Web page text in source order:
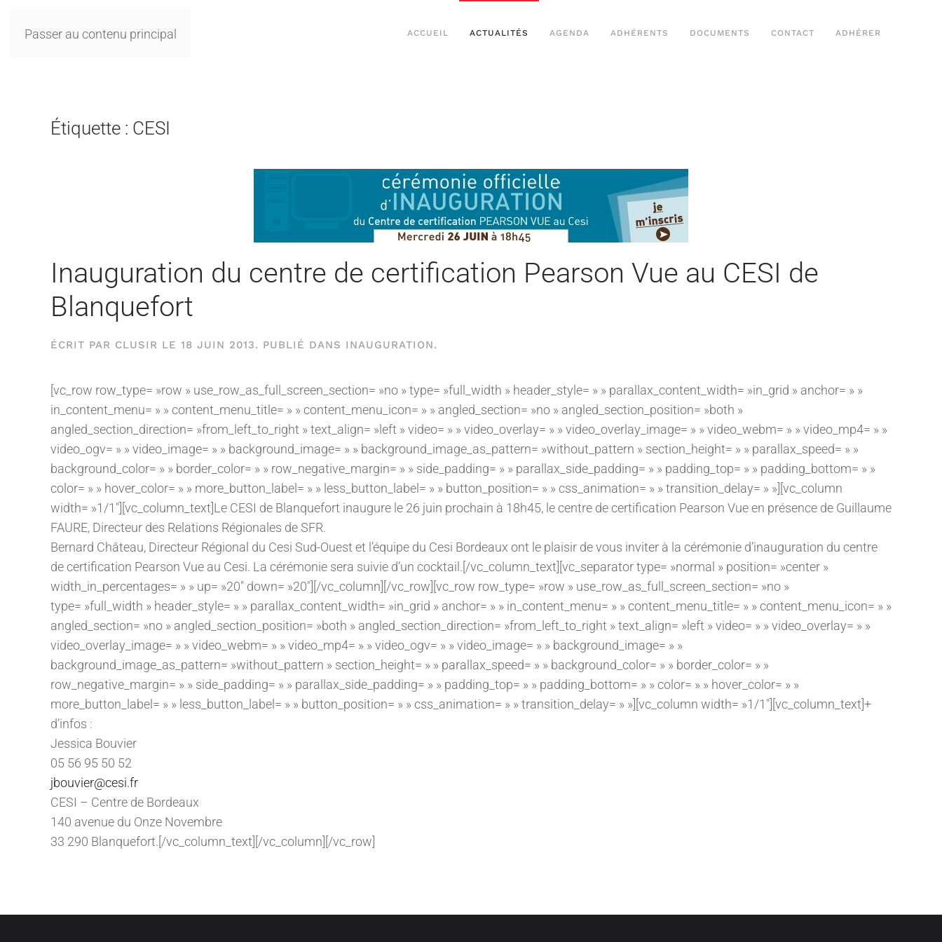
Passer au contenu principal ACCUEIL ACTUALITÉS AGENDA ADHÉRENTS DOCUMENTS CONTACT ADHÉRER
Étiquette : CESI
Inauguration du centre de certification Pearson Vue au CESI de
Blanquefort
ÉCRIT PAR CLUSIR LE 18 JUIN 2013. PUBLIÉ DANS INAUGURATION.
[vc_row row_type= »row » use_row_as_full_screen_section= »no » type= »full_width » header_style= » » parallax_content_width= »in_grid » anchor= » »
in_content_menu= » » content_menu_title= » » content_menu_icon= » » angled_section= »no » angled_section_position= »both »
angled_section_direction= »from_left_to_right » text_align= »left » video= » » video_overlay= » » video_overlay_image= » » video_webm= » » video_mp4= » »
video_ogv= » » video_image= » » background_image= » » background_image_as_pattern= »without_pattern » section_height= » » parallax_speed= » »
background_color= » » border_color= » » row_negative_margin= » » side_padding= » » parallax_side_padding= » » padding_top= » » padding_bottom= » »
color= » » hover_color= » » more_button_label= » » less_button_label= » » button_position= » » css_animation= » » transition_delay= » »][vc_column
width= »1/1″][vc_column_text]Le CESI de Blanquefort inaugure le 26 juin prochain à 18h45, le centre de certification Pearson Vue en présence de Guillaume
FAURE, Directeur des Relations Régionales de SFR.
Bernard Château, Directeur Régional du Cesi Sud-Ouest et l’équipe du Cesi Bordeaux ont le plaisir de vous inviter à la cérémonie d’inauguration du centre
de certification Pearson Vue au Cesi. La cérémonie sera suivie d’un cocktail.[/vc_column_text][vc_separator type= »normal » position= »center »
width_in_percentages= » » up= »20″ down= »20″][/vc_column][/vc_row][vc_row row_type= »row » use_row_as_full_screen_section= »no »
type= »full_width » header_style= » » parallax_content_width= »in_grid » anchor= » » in_content_menu= » » content_menu_title= » » content_menu_icon= » »
angled_section= »no » angled_section_position= »both » angled_section_direction= »from_left_to_right » text_align= »left » video= » » video_overlay= » »
video_overlay_image= » » video_webm= » » video_mp4= » » video_ogv= » » video_image= » » background_image= » »
background_image_as_pattern= »without_pattern » section_height= » » parallax_speed= » » background_color= » » border_color= » »
row_negative_margin= » » side_padding= » » parallax_side_padding= » » padding_top= » » padding_bottom= » » color= » » hover_color= » »
more_button_label= » » less_button_label= » » button_position= » » css_animation= » » transition_delay= » »][vc_column width= »1/1″][vc_column_text]+
d’infos :
Jessica Bouvier
05 56 95 50 52
jbouvier@cesi.fr
CESI – Centre de Bordeaux
140 avenue du Onze Novembre
33 290 Blanquefort.[/vc_column_text][/vc_column][/vc_row]